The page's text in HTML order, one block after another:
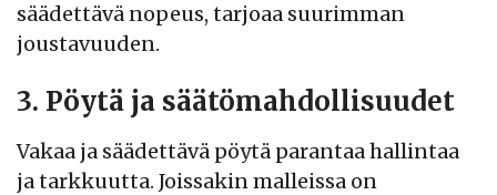
säädettävä nopeus, tarjoaa suurimman
joustavuuden.
3. Pöytä ja säätömahdollisuudet
Vakaa ja säädettävä pöytä parantaa hallintaa
ja tarkkuutta. Joissakin malleissa on